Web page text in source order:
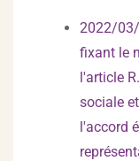
2022/03/
fixant le
l'article
sociale
l'accord